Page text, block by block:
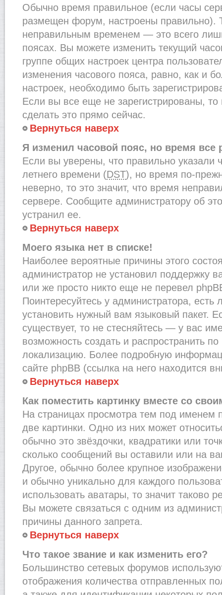
Обычно время правильное (если часы
размещен форум, настроены правильно).
неправильным временем — это всего
поясах. Вы можете изменить текущий
группе общих настроек центра
изменения часового пояса, равно, как и
настроек, необходимо быть
Если вы все еще не зарегистрированы,
сделать это прямо сейчас.
Вернуться наверх
Я изменил часовой пояс, но время все
Если вы уверены, что правильно указали
летнего времени (DST), но время по-
неверно, то это значит, что время
сервере. Сообщите администратору об
устранил ее.
Вернуться наверх
Моего языка нет в списке!
Наиболее вероятные причины этого
администратор не установил поддержку
или же просто никто еще не перевел
Поинтересуйтесь у администратора, есть
установить нужный вам языковый пакет.
существует, то не стесняйтесь — у вас
возможность создать и распространить
локализацию. Более подробную
сайте phpBB (ссылка на него находится
Вернуться наверх
Как поместить картинку вместе со
На страницах просмотра тем под именем
две картинки. Одно из них может
обычно это звёздочки, квадратики или
сколько сообщений вы оставили или на
Другое, обычно более крупное
и обычно уникально для каждого
использовать аватары, то значит таково
Вы можете связаться с одним из
причины данного запрета.
Вернуться наверх
Что такое звание и как изменить его?
Большинство сетевых форумов
отображения количества отправленных